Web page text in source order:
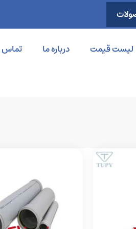
لیست قیمت درباره ما تماس